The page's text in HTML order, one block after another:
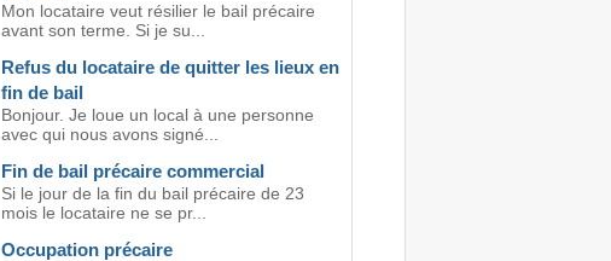
Mon locataire veut résilier le bail précaire
avant son terme. Si je su...
Refus du locataire de quitter les lieux en
fin de bail
Bonjour. Je loue un local à une personne
avec qui nous avons signé...
Fin de bail précaire commercial
Si le jour de la fin du bail précaire de 23
mois le locataire ne se pr...
Occupation précaire